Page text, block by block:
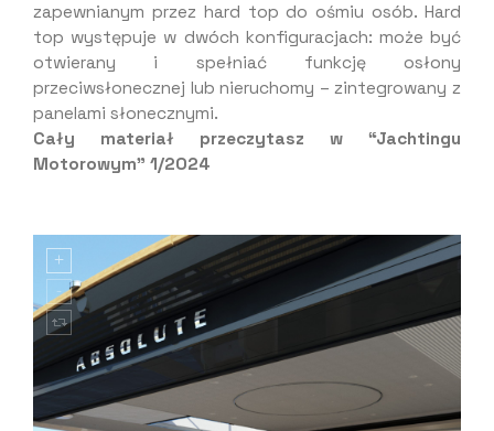
zapewnianym przez hard top do ośmiu osób. Hard
top występuje w dwóch konfiguracjach: może być
otwierany i spełniać funkcję osłony
przeciwsłonecznej lub nieruchomy – zintegrowany z
panelami słonecznymi.
Cały materiał przeczytasz w “Jachtingu
Motorowym” 1/2024